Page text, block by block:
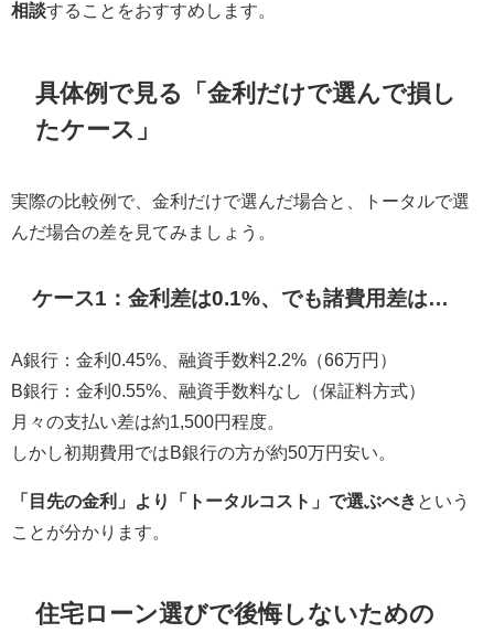
相談することをおすすめします。
具体例で見る「金利だけで選んで損し
たケース」
実際の比較例で、金利だけで選んだ場合と、トータルで選
んだ場合の差を見てみましょう。
ケース1：金利差は0.1%、でも諸費用差は…
A銀行：金利0.45%、融資手数料2.2%（66万円）
B銀行：金利0.55%、融資手数料なし（保証料方式）
月々の支払い差は約1,500円程度。
しかし初期費用ではB銀行の方が約50万円安い。
「目先の金利」より「トータルコスト」で選ぶべき という
ことが分かります。
住宅ローン選びで後悔しないための